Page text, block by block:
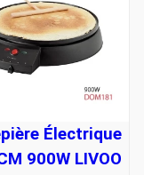
Électrique
900W LIVOO